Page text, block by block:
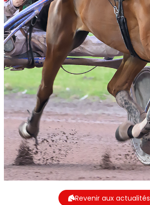
Revenir aux actualités